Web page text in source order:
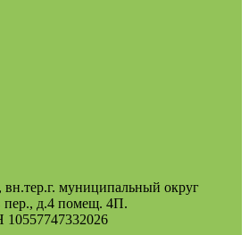
муниципальный округ
пер., д.4 помещ. 4П.